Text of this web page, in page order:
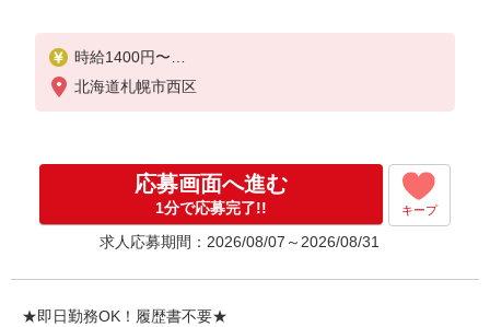
時給1400円〜
※残業代支給
★交通費別途支給（規定あり）
入社祝い金10万円支給(規定有)
お友達を紹介頂くと,
インセンティブ支給(規定有)
゜・。○。・゜+゜・。○。・゜+゜
北海道札幌市西区
応募画面へ進む
1分で応募完了!! キープ
求人応募期間：2026/08/07～2026/08/31
★即日勤務OK！履歴書不要★